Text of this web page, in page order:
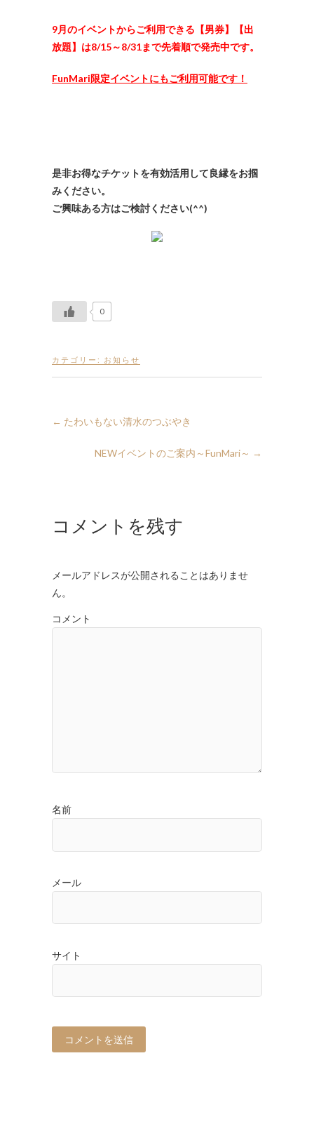
9月のイベントからご利用できる【男券】【出
放題】は8/15～8/31まで先着順で発売中です。
FunMari限定イベントにもご利用可能です！
是非お得なチケットを有効活用して良縁をお掴
みください。
ご興味ある方はご検討ください(^^)
0
カテゴリー: お知らせ
← たわいもない清水のつぶやき
NEWイベントのご案内～FunMari～ →
コメントを残す
メールアドレスが公開されることはありませ
ん。
コメント
名前
メール
サイト